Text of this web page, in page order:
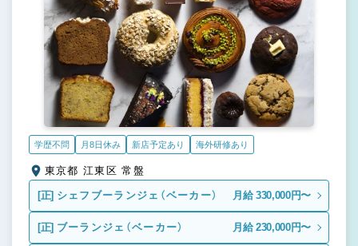
学歴不問 月8日休み 新店予定あり 海外研修あり
東京都 江東区 常盤
[正] シェフブーランジェ（ベーカー） 月給 330,000円〜
[正] ブーランジェ（ベーカー） 月給 230,000円〜